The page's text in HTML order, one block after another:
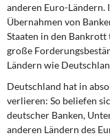
anderen Euro-Ländern.
Übernahmen von
Staaten in den
große
Ländern wie
Deutschland hat in
verlieren: So beliefen
deutscher Banken,
anderen Ländern des